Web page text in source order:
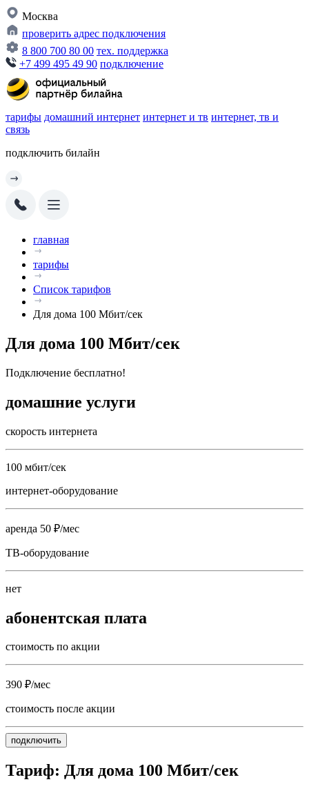
Москва
проверить адрес подключения
8 800 700 80 00 тех. поддержка
+7 499 495 49 90 подключение
тарифы домашний интернет интернет и тв интернет, тв и
связь
подключить билайн
главная
тарифы
Список тарифов
Для дома 100 Мбит/сек
Для дома 100 Мбит/сек
Подключение бесплатно!
домашние услуги
скорость интернета
100 мбит/сек
интернет-оборудование
аренда 50 ₽/мес
ТВ-оборудование
нет
абонентская плата
стоимость по акции
390 ₽/мес
стоимость после акции
подключить
Тариф: Для дома 100 Мбит/сек